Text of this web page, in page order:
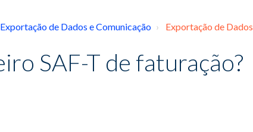
Exportação de Dados e Comunicação Exportação de Dados
SAF-T de faturação?